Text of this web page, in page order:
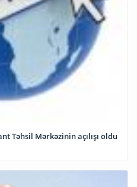
Təhsil Mərkəzinin açılışı oldu